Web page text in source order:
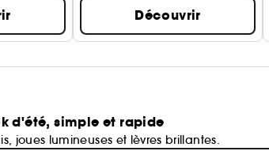
Découvrir
d'été, simple et rapide
joues lumineuses et lèvres brillantes.